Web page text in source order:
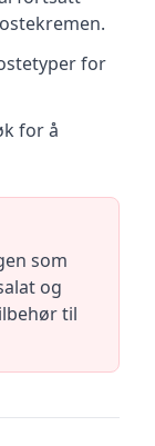
for
for å
som
og
til